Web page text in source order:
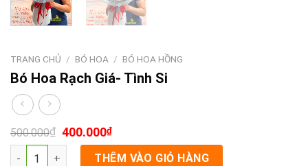
TRANG CHỦ / BÓ HOA / BÓ HOA HỒNG
Bó Hoa Rạch Giá- Tình Si
500.000₫ 400.000₫
Bó Hoa Rạch Giá- Tình Si số lượng
THÊM VÀO GIỎ HÀNG